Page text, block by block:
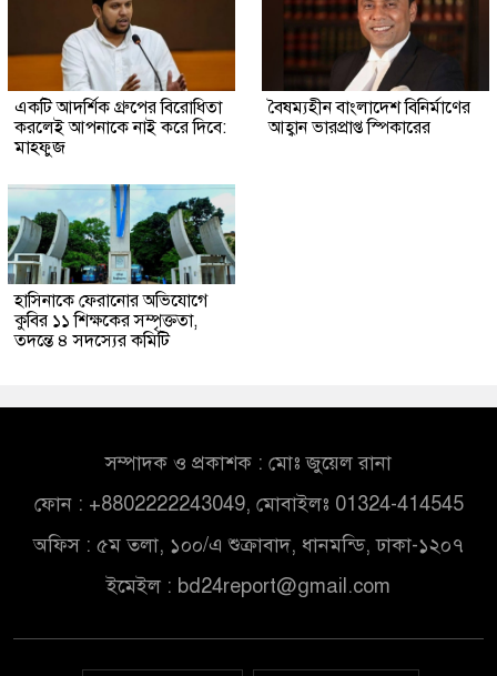
একটি আদর্শিক গ্রুপের বিরোধিতা
করলেই আপনাকে নাই করে দিবে:
মাহফুজ
বৈষম্যহীন বাংলাদেশ বিনির্মাণের
আহ্বান ভারপ্রাপ্ত স্পিকারের
হাসিনাকে ফেরানোর অভিযোগে
কুবির ১১ শিক্ষকের সম্পৃক্ততা,
তদন্তে ৪ সদস্যের কমিটি
সম্পাদক ও প্রকাশক : মোঃ জুয়েল রানা
ফোন : +8802222243049, মোবাইলঃ 01324-414545
অফিস : ৫ম তলা, ১০০/এ শুক্রাবাদ, ধানমন্ডি, ঢাকা-১২০৭
ইমেইল : bd24report@gmail.com